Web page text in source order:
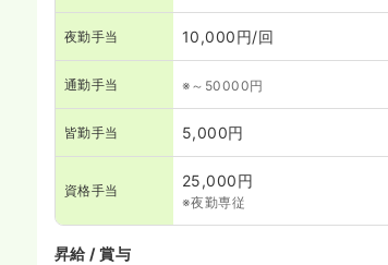
夜勤手当 10,000円/回
通勤手当 ※～50000円
皆勤手当 5,000円
資格手当
25,000円
※夜勤専従
昇給 / 賞与